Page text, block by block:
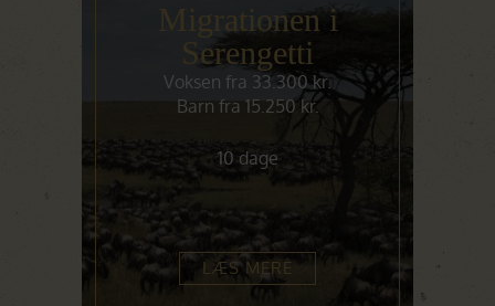
Migrationen i
Serengetti
Voksen fra 33.300 kr.
Barn fra 15.250 kr.
10 dage
LÆS MERE